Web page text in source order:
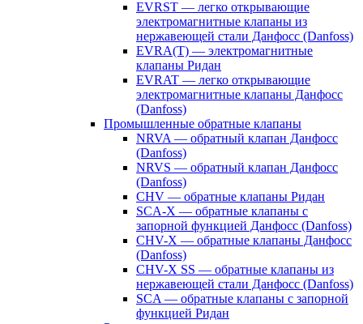
EVRST — легко открывающие
электромагнитные клапаны из
нержавеющей стали Данфосс (Danfoss)
EVRA(T) — электромагнитные
клапаны Ридан
EVRAT — легко открывающие
электромагнитные клапаны Данфосс
(Danfoss)
Промышленные обратные клапаны
NRVA — обратный клапан Данфосс
(Danfoss)
NRVS — обратный клапан Данфосс
(Danfoss)
CHV — обратные клапаны Ридан
SCA-X — обратные клапаны с
запорной функцией Данфосс (Danfoss)
CHV-X — обратные клапаны Данфосс
(Danfoss)
CHV-X SS — обратные клапаны из
нержавеющей стали Данфосс (Danfoss)
SCA — обратные клапаны с запорной
функцией Ридан